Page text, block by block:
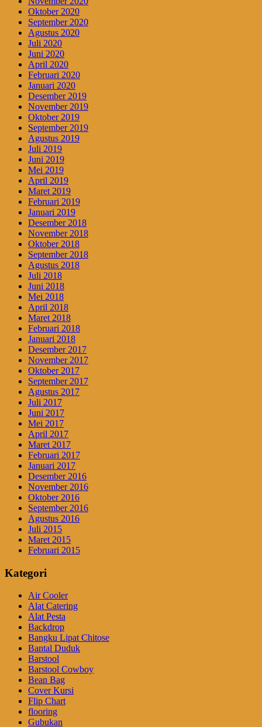
Oktober 2020
September 2020
Agustus 2020
Juli 2020
Juni 2020
April 2020
Februari 2020
Januari 2020
Desember 2019
November 2019
Oktober 2019
September 2019
Agustus 2019
Juli 2019
Juni 2019
Mei 2019
April 2019
Maret 2019
Februari 2019
Januari 2019
Desember 2018
November 2018
Oktober 2018
September 2018
Agustus 2018
Juli 2018
Juni 2018
Mei 2018
April 2018
Maret 2018
Februari 2018
Januari 2018
Desember 2017
November 2017
Oktober 2017
September 2017
Agustus 2017
Juli 2017
Juni 2017
Mei 2017
April 2017
Maret 2017
Februari 2017
Januari 2017
Desember 2016
November 2016
Oktober 2016
September 2016
Agustus 2016
Juli 2015
Maret 2015
Februari 2015
Kategori
Air Cooler
Alat Catering
Alat Pesta
Backdrop
Bangku Lipat Chitose
Bantal Duduk
Barstool
Barstool Cowboy
Bean Bag
Cover Kursi
Flip Chart
flooring
Gubukan